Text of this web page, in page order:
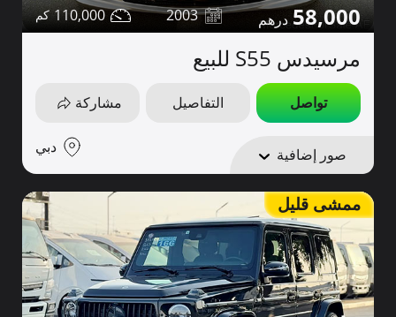
58,000
2003
110,000
مرسيدس S55 للبيع
تواصل التفاصيل مشاركة
صور إضافية دبي
ممشى قليل